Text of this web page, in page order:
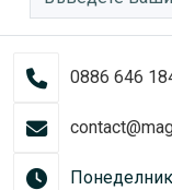
0886 646